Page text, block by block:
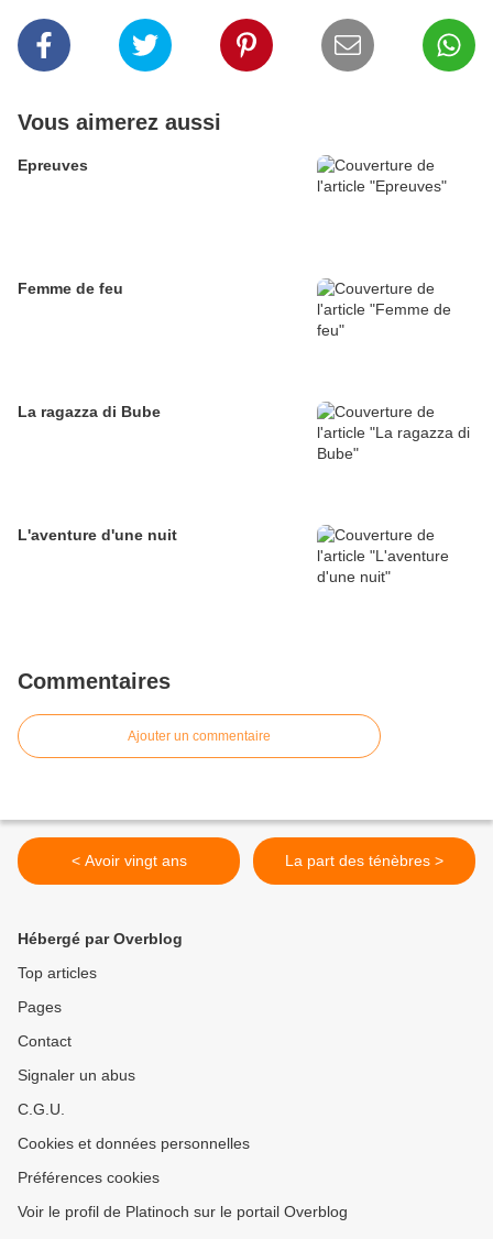
Vous aimerez aussi
Epreuves
Femme de feu
La ragazza di Bube
L'aventure d'une nuit
Commentaires
Ajouter un commentaire
< Avoir vingt ans La part des ténèbres >
Hébergé par Overblog
Top articles
Pages
Contact
Signaler un abus
C.G.U.
Cookies et données personnelles
Préférences cookies
Voir le profil de Platinoch sur le portail Overblog